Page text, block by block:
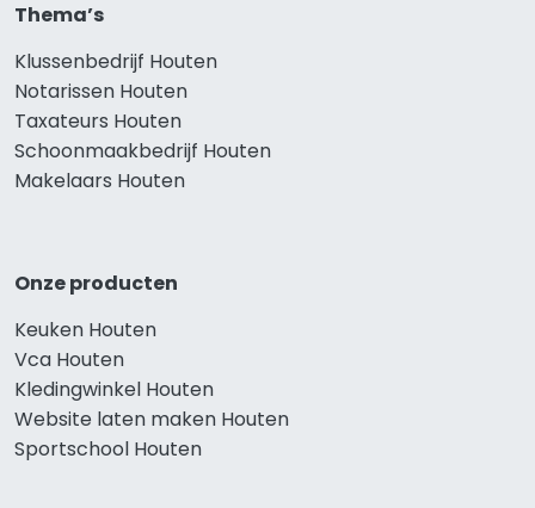
Thema’s
Klussenbedrijf Houten
Notarissen Houten
Taxateurs Houten
Schoonmaakbedrijf Houten
Makelaars Houten
Onze producten
Keuken Houten
Vca Houten
Kledingwinkel Houten
Website laten maken Houten
Sportschool Houten